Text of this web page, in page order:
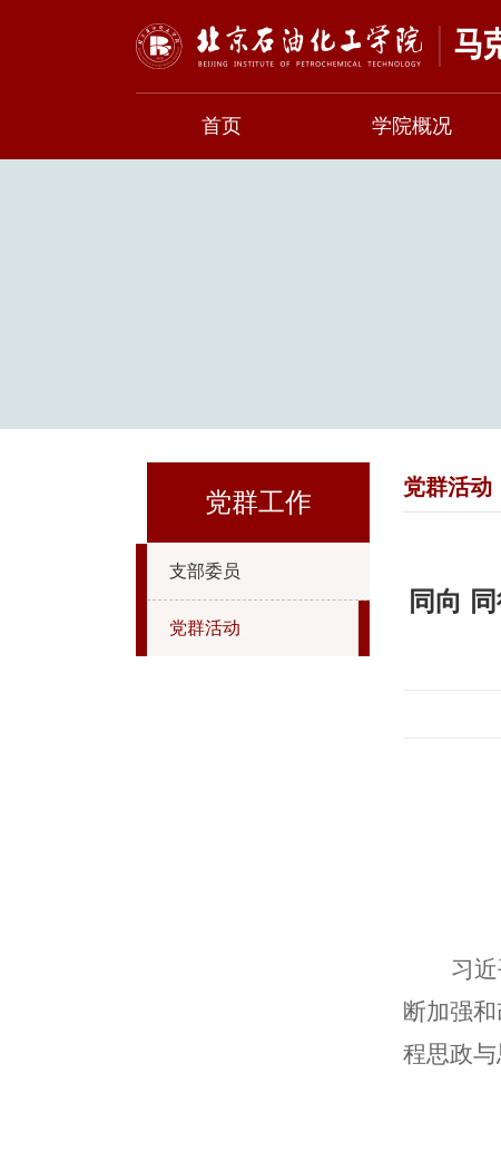
首页 学院概况
党群工作
支部委员
党群活动
党群活动
同向
习
断加强
程思政